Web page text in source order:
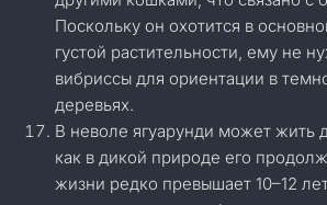
Поскольку он охотится в
густой растительности, ему не
вибриссы для ориентации в
деревьях.
В неволе ягуарунди может жить
как в дикой природе его
жизни редко превышает 10–12